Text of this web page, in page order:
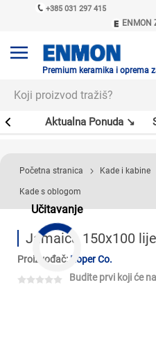
+385 031 297 415
ENMON
Premium keramika i oprema
Aktualna Ponuda ↘
Učitavanje
Početna stranica Kade i kabine
Kade s oblogom
Jamaica 150x100
Proizvođač: Roper Co.
Budite prvi koji će